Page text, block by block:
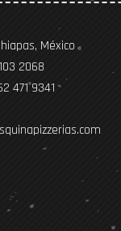
México
2068
471 9341